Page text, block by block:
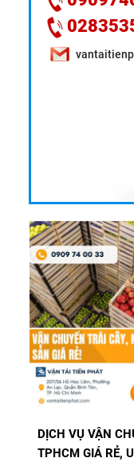
DỊCH VỤ VẬN
GIẢI PHÁP BẢO
DỊCH VỤ VẬN
TPHCM GIÁ RẺ,